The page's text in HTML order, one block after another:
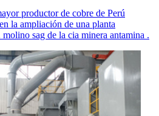
productor de cobre de Perú
la ampliación de una planta
sag de la cia minera antamina .